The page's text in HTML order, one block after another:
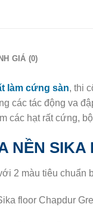
GIÁ (0)
làm cứng sàn, thi
các tác động va
các hạt rất cứng,
NỀN SIKA
2 màu tiêu chuẩn
floor Chapdur